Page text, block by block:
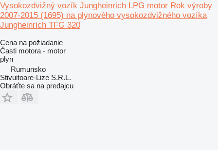
Vysokozdvižný vozík Jungheinrich LPG motor Rok výroby
2007-2015 (1695) na plynového vysokozdvižného vozíka
Jungheinrich TFG 320
Cena na požiadanie
Časti motora - motor
plyn
Rumunsko
Stivuitoare-Lize S.R.L.
Obráťte sa na predajcu